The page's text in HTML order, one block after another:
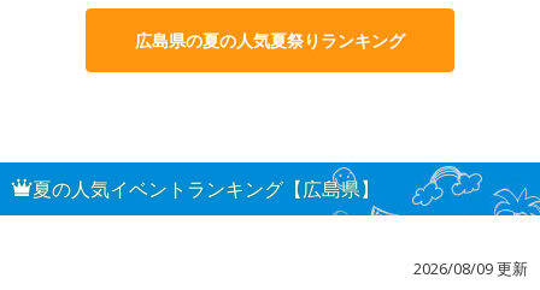
広島県の夏の人気夏祭りランキング
夏の人気イベントランキング【広島県】
2026/08/09 更新